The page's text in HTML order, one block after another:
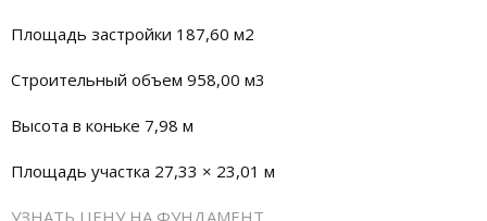
Площадь застройки 187,60 м2
Строительный объем 958,00 м3
Высота в коньке 7,98 м
Площадь участка 27,33 × 23,01 м
УЗНАТЬ ЦЕНУ НА ФУНДАМЕНТ